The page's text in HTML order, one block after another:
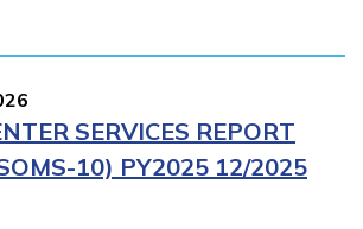
SERVICES REPORT
10) PY2025 12/2025